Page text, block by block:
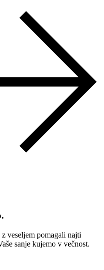
veseljem pomagali najti
sanje kujemo v večnost.